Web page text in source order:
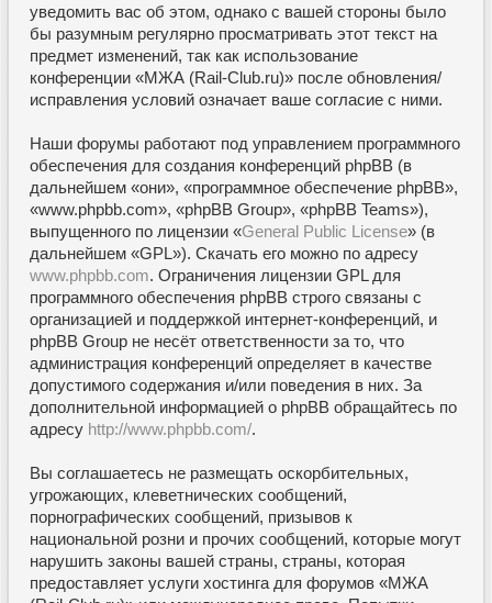
уведомить вас об этом, однако с вашей стороны было
бы разумным регулярно просматривать этот текст на
предмет изменений, так как использование
конференции «МЖА (Rail-Club.ru)» после обновления/
исправления условий означает ваше согласие с ними.
Наши форумы работают под управлением программного
обеспечения для создания конференций phpBB (в
дальнейшем «они», «программное обеспечение phpBB»,
«www.phpbb.com», «phpBB Group», «phpBB Teams»),
выпущенного по лицензии «General Public License» (в
дальнейшем «GPL»). Скачать его можно по адресу
www.phpbb.com. Ограничения лицензии GPL для
программного обеспечения phpBB строго связаны с
организацией и поддержкой интернет-конференций, и
phpBB Group не несёт ответственности за то, что
администрация конференций определяет в качестве
допустимого содержания и/или поведения в них. За
дополнительной информацией о phpBB обращайтесь по
адресу http://www.phpbb.com/.
Вы соглашаетесь не размещать оскорбительных,
угрожающих, клеветнических сообщений,
порнографических сообщений, призывов к
национальной розни и прочих сообщений, которые могут
нарушить законы вашей страны, страны, которая
предоставляет услуги хостинга для форумов «МЖА